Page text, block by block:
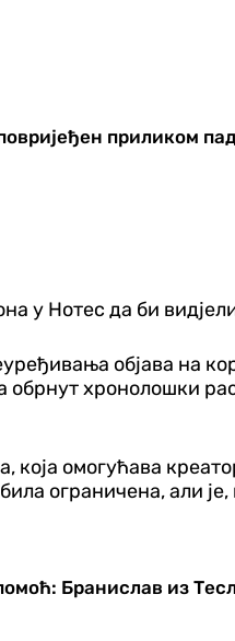
приликом
у Нотес да би
објава на
хронолошки
која омогућава
ограничена, али
Бранислав из